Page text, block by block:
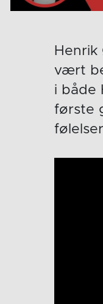
vært
i både
første